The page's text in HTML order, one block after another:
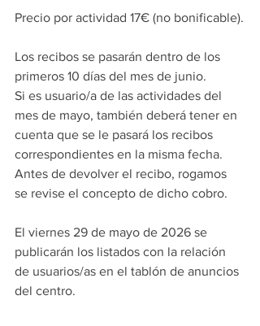
Precio por actividad 17€ (no bonificable).
Los recibos se pasarán dentro de los
primeros 10 días del mes de junio.
Si es usuario/a de las actividades del
mes de mayo, también deberá tener en
cuenta que se le pasará los recibos
correspondientes en la misma fecha.
Antes de devolver el recibo, rogamos
se revise el concepto de dicho cobro.
El viernes 29 de mayo de 2026 se
publicarán los listados con la relación
de usuarios/as en el tablón de anuncios
del centro.